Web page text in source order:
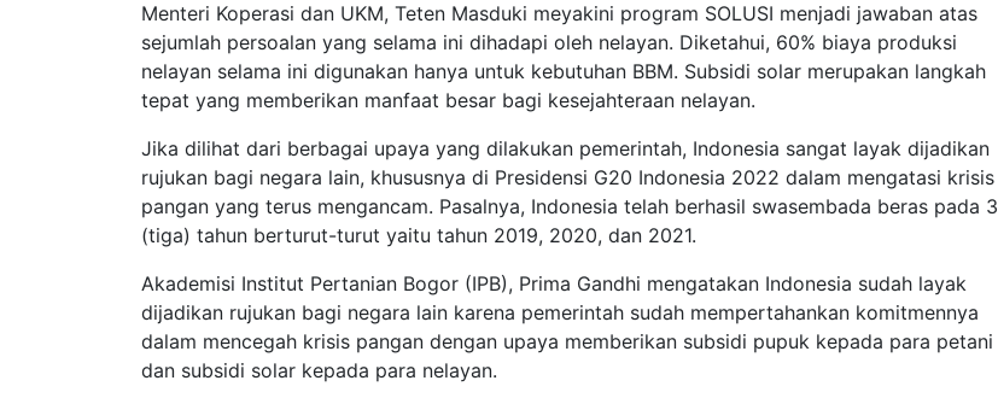
Menteri Koperasi dan UKM, Teten Masduki meyakini program SOLUSI menjadi jawaban atas
sejumlah persoalan yang selama ini dihadapi oleh nelayan. Diketahui, 60% biaya produksi
nelayan selama ini digunakan hanya untuk kebutuhan BBM. Subsidi solar merupakan langkah
tepat yang memberikan manfaat besar bagi kesejahteraan nelayan.
Jika dilihat dari berbagai upaya yang dilakukan pemerintah, Indonesia sangat layak dijadikan
rujukan bagi negara lain, khususnya di Presidensi G20 Indonesia 2022 dalam mengatasi krisis
pangan yang terus mengancam. Pasalnya, Indonesia telah berhasil swasembada beras pada 3
(tiga) tahun berturut-turut yaitu tahun 2019, 2020, dan 2021.
Akademisi Institut Pertanian Bogor (IPB), Prima Gandhi mengatakan Indonesia sudah layak
dijadikan rujukan bagi negara lain karena pemerintah sudah mempertahankan komitmennya
dalam mencegah krisis pangan dengan upaya memberikan subsidi pupuk kepada para petani
dan subsidi solar kepada para nelayan.